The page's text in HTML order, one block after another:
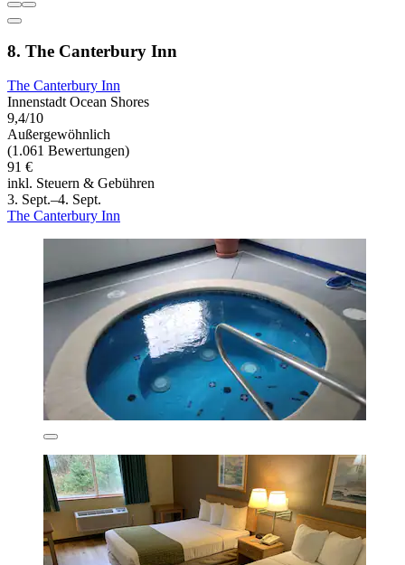
8. The Canterbury Inn
The Canterbury Inn
Innenstadt Ocean Shores
9,4/10
Außergewöhnlich
(1.061 Bewertungen)
91 €
inkl. Steuern & Gebühren
3. Sept.–4. Sept.
The Canterbury Inn